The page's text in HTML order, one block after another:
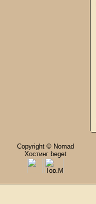
Copyright © Nomad
Хостинг beget